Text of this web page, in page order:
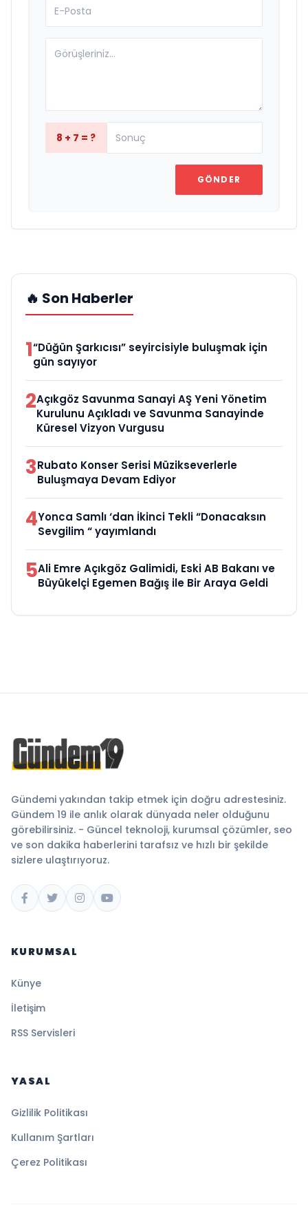
8 + 7 = ?
GÖNDER
🔥 Son Haberler
1“Düğün Şarkıcısı” seyircisiyle buluşmak için
gün sayıyor
2Açıkgöz Savunma Sanayi AŞ Yeni Yönetim
Kurulunu Açıkladı ve Savunma Sanayinde
Küresel Vizyon Vurgusu
3Rubato Konser Serisi Müzikseverlerle
Buluşmaya Devam Ediyor
4Yonca Samlı ‘dan İkinci Tekli “Donacaksın
Sevgilim “ yayımlandı
5Ali Emre Açıkgöz Galimidi, Eski AB Bakanı ve
Büyükelçi Egemen Bağış ile Bir Araya Geldi
Gündemi yakından takip etmek için doğru adrestesiniz.
Gündem 19 ile anlık olarak dünyada neler olduğunu
görebilirsiniz. - Güncel teknoloji, kurumsal çözümler, seo
ve son dakika haberlerini tarafsız ve hızlı bir şekilde
sizlere ulaştırıyoruz.
KURUMSAL
Künye
İletişim
RSS Servisleri
YASAL
Gizlilik Politikası
Kullanım Şartları
Çerez Politikası